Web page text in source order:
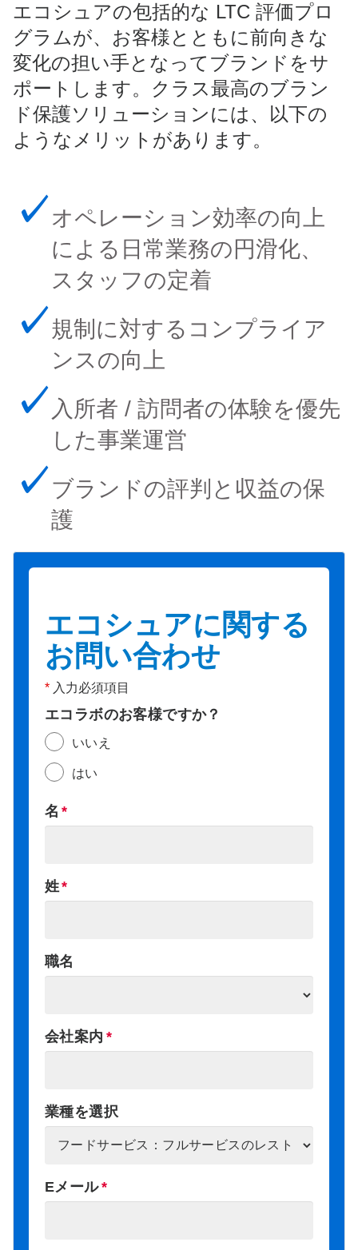
エコシュアの包括的な LTC 評価プロ
グラムが、お客様とともに前向きな
変化の担い手となってブランドをサ
ポートします。クラス最高のブラン
ド保護ソリューションには、以下の
ようなメリットがあります。
✓オペレーション効率の向上
による日常業務の円滑化、
スタッフの定着
✓規制に対するコンプライア
ンスの向上
✓ 入所者 / 訪問者の体験を優先
した事業運営
✓ブランドの評判と収益の保
護
エコシュアに関する
お問い合わせ
* 入力必須項目
エコラボのお客様ですか？
いいえ
はい
名
姓
職名
会社案内
業種を選択
Eメール